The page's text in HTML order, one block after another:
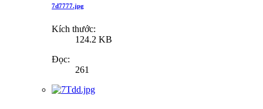
7d7777.jpg
Kích thước:
124.2 KB
Đọc:
261